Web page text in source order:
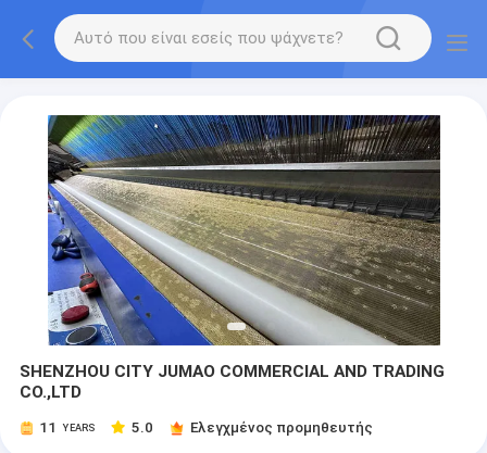
SHENZHOU CITY JUMAO COMMERCIAL AND TRADING
CO.,LTD
11 YEARS 5.0 Ελεγχμένος προμηθευτής